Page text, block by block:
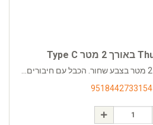
9518442733154